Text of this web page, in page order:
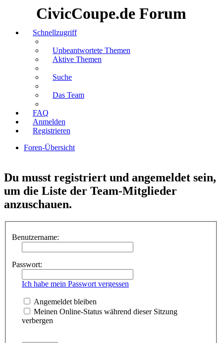
CivicCoupe.de Forum
Schnellzugriff
Unbeantwortete Themen
Aktive Themen
Suche
Das Team
FAQ
Anmelden
Registrieren
Foren-Übersicht
Du musst registriert und angemeldet sein,
um die Liste der Team-Mitglieder
anzuschauen.
Benutzername:
Passwort:
Ich habe mein Passwort vergessen
Angemeldet bleiben
Meinen Online-Status während dieser Sitzung
verbergen